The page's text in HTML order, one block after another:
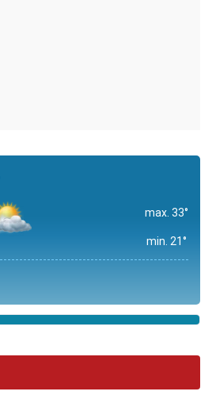
max. 33°
min. 21°